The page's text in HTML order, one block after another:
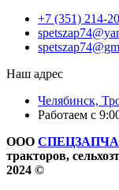
+7 (351) 214-
Наш адрес
Челябинск,
Работаем с
ООО
тракторов,
2024 ©